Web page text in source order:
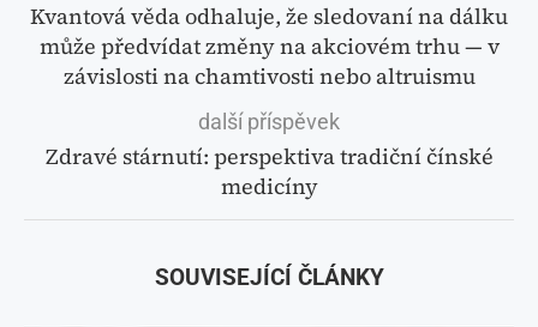
Kvantová věda odhaluje, že sledovaní na dálku
může předvídat změny na akciovém trhu — v
závislosti na chamtivosti nebo altruismu
další příspěvek
Zdravé stárnutí: perspektiva tradiční čínské
medicíny
SOUVISEJÍCÍ ČLÁNKY